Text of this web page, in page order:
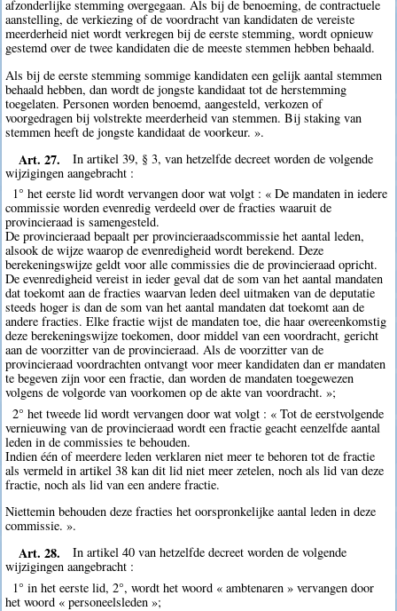
afzonderlijke stemming overgegaan. Als bij de benoeming, de contractuele
aanstelling, de verkiezing of de voordracht van kandidaten de vereiste
meerderheid niet wordt verkregen bij de eerste stemming, wordt opnieuw
gestemd over de twee kandidaten die de meeste stemmen hebben behaald.
Als bij de eerste stemming sommige kandidaten een gelijk aantal stemmen
behaald hebben, dan wordt de jongste kandidaat tot de herstemming
toegelaten. Personen worden benoemd, aangesteld, verkozen of
voorgedragen bij volstrekte meerderheid van stemmen. Bij staking van
stemmen heeft de jongste kandidaat de voorkeur. ».
Art. 27.
In artikel 39, § 3, van hetzelfde decreet worden de volgende
wijzigingen aangebracht :
1° het eerste lid wordt vervangen door wat volgt : « De mandaten in iedere
commissie worden evenredig verdeeld over de fracties waaruit de
provincieraad is samengesteld.
De provincieraad bepaalt per provincieraadscommissie het aantal leden,
alsook de wijze waarop de evenredigheid wordt berekend. Deze
berekeningswijze geldt voor alle commissies die de provincieraad opricht.
De evenredigheid vereist in ieder geval dat de som van het aantal mandaten
dat toekomt aan de fracties waarvan leden deel uitmaken van de deputatie
steeds hoger is dan de som van het aantal mandaten dat toekomt aan de
andere fracties. Elke fractie wijst de mandaten toe, die haar overeenkomstig
deze berekeningswijze toekomen, door middel van een voordracht, gericht
aan de voorzitter van de provincieraad. Als de voorzitter van de
provincieraad voordrachten ontvangt voor meer kandidaten dan er mandaten
te begeven zijn voor een fractie, dan worden de mandaten toegewezen
volgens de volgorde van voorkomen op de akte van voordracht. »;
2° het tweede lid wordt vervangen door wat volgt : « Tot de eerstvolgende
vernieuwing van de provincieraad wordt een fractie geacht eenzelfde aantal
leden in de commissies te behouden.
Indien één of meerdere leden verklaren niet meer te behoren tot de fractie
als vermeld in artikel 38 kan dit lid niet meer zetelen, noch als lid van deze
fractie, noch als lid van een andere fractie.
Niettemin behouden deze fracties het oorspronkelijke aantal leden in deze
commissie. ».
Art. 28.
In artikel 40 van hetzelfde decreet worden de volgende
wijzigingen aangebracht :
1° in het eerste lid, 2°, wordt het woord « ambtenaren » vervangen door
het woord « personeelsleden »;